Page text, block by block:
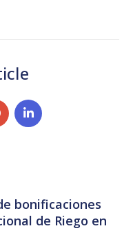
bonificaciones
de Riego en